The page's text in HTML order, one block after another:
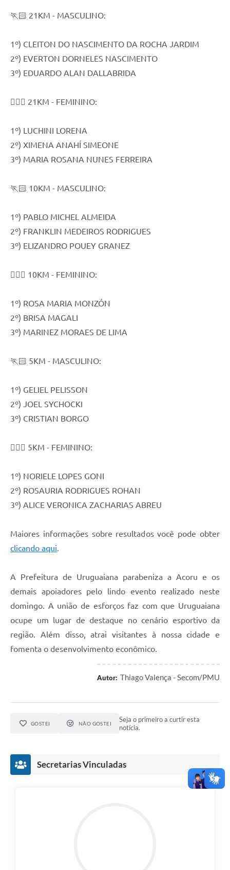
🏃🏻 21KM - MASCULINO:
1º) CLEITON DO NASCIMENTO DA ROCHA JARDIM
2º) EVERTON DORNELES NASCIMENTO
3º) EDUARDO ALAN DALLABRIDA
🏃🏻‍♀️ 21KM - FEMININO:
1º) LUCHINI LORENA
2º) XIMENA ANAHÍ SIMEONE
3º) MARIA ROSANA NUNES FERREIRA
🏃🏻 10KM - MASCULINO:
1º) PABLO MICHEL ALMEIDA
2º) FRANKLIN MEDEIROS RODRIGUES
3º) ELIZANDRO POUEY GRANEZ
🏃🏻‍♀️ 10KM - FEMININO:
1º) ROSA MARIA MONZÓN
2º) BRISA MAGALI
3º) MARINEZ MORAES DE LIMA
🏃🏻 5KM - MASCULINO:
1º) GELIEL PELISSON
2º) JOEL SYCHOCKI
3º) CRISTIAN BORGO
🏃🏻‍♀️ 5KM - FEMININO:
1º) NORIELE LOPES GONI
2º) ROSAURIA RODRIGUES ROHAN
3º) ALICE VERONICA ZACHARIAS ABREU
Maiores informações sobre resultados você pode obter
clicando aqui
A Prefeitura de Uruguaiana parabeniza a Acoru e os
demais apoiadores pelo lindo evento realizado neste
domingo. A união de esforços faz com que Uruguaiana
ocupe um lugar de destaque no cenário esportivo da
região. Além disso, atrai visitantes à nossa cidade e
fomenta o desenvolvimento econômico.
Autor: Thiago Valença - Secom/PMU
GOSTEI NÃO GOSTEI
Seja o primeiro a curtir esta
notícia.
Secretarias Vinculadas